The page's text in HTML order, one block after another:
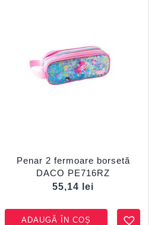
Penar 2 fermoare borsetă
DACO PE716RZ
55,14
lei
ADAUGĂ ÎN COȘ